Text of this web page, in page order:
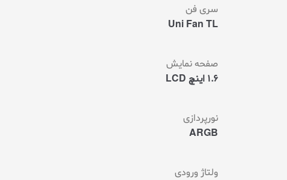
سری فن
Uni Fan TL
صفحه نمایش
1.6 اینچ LCD
نورپردازی
ARGB
ولتاژ ورودی